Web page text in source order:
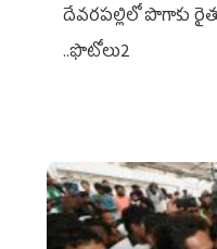
దేవరపల్లిలో పొగాకు
..ఫొటోలు2